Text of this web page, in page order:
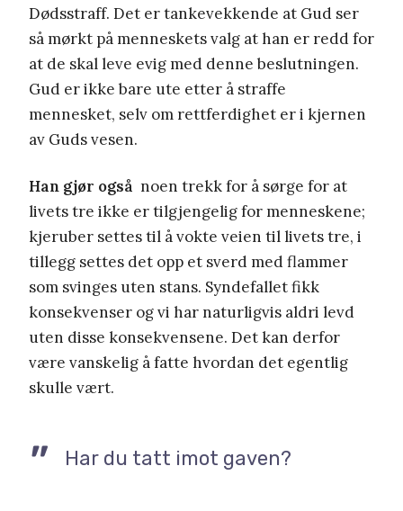
Dødsstraff. Det er tankevekkende at Gud ser
så mørkt på menneskets valg at han er redd for
at de skal leve evig med denne beslutningen.
Gud er ikke bare ute etter å straffe
mennesket, selv om rettferdighet er i kjernen
av Guds vesen.
Han gjør også noen trekk for å sørge for at
livets tre ikke er tilgjengelig for menneskene;
kjeruber settes til å vokte veien til livets tre, i
tillegg settes det opp et sverd med flammer
som svinges uten stans. Syndefallet fikk
konsekvenser og vi har naturligvis aldri levd
uten disse konsekvensene. Det kan derfor
være vanskelig å fatte hvordan det egentlig
skulle vært.
Har du tatt imot gaven?